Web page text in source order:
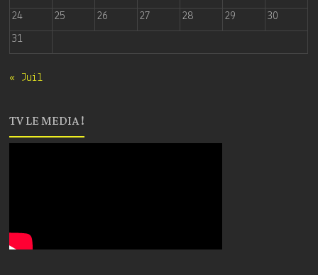
24
25 26 27 28 29
30
31
« Juil
TV LE MEDIA !